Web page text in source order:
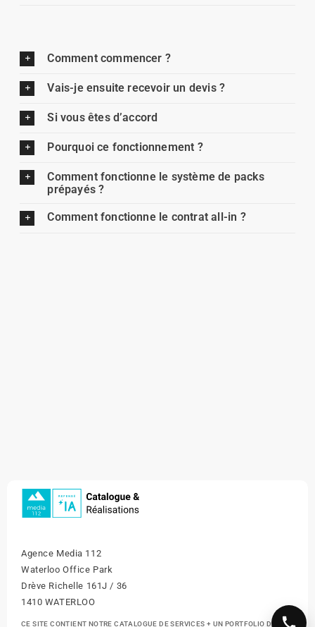
Comment commencer ?
Vais-je ensuite recevoir un devis ?
Si vous êtes d’accord
Pourquoi ce fonctionnement ?
Comment fonctionne le système de packs
prépayés ?
Comment fonctionne le contrat all-in ?
Agence Media 112
Waterloo Office Park
Drève Richelle 161J / 36
1410 WATERLOO
CE SITE CONTIENT NOTRE CATALOGUE DE SERVICES + UN PORTFOLIO DE NOS